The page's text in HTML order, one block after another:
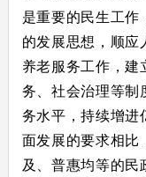
是重要的民生工
的发展思想，顺应
养老服务工作，
务、社会治理等制
务水平，持续增进
面发展的要求相比
及、普惠均等的